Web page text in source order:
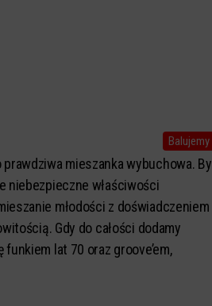
Balujemy
prawdziwa mieszanka wybuchowa. By
niebezpieczne właściwości
młodości z doświadczeniem
Gdy do całości dodamy
lat 70 oraz groove’em,